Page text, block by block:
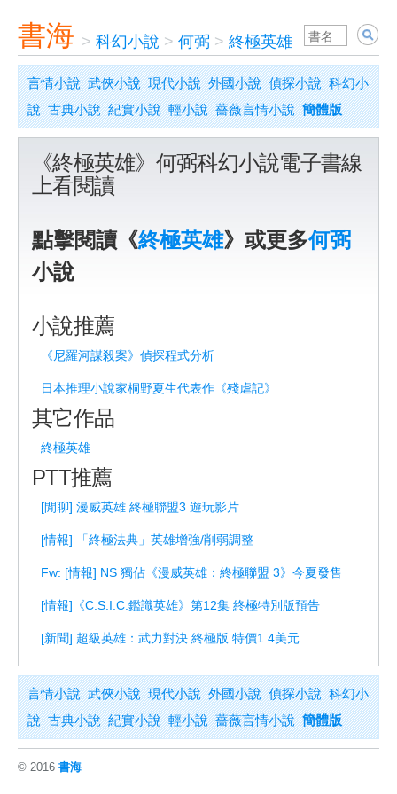
書海 > 科幻小說 > 何弼 > 終極英雄
言情小說 武俠小說 現代小說 外國小說 偵探小說 科幻小
說 古典小說 紀實小說 輕小說 薔薇言情小說 簡體版
《終極英雄》何弼科幻小說電子書線
上看閱讀
點擊閱讀《終極英雄》或更多何弼
小說
小說推薦
《尼羅河謀殺案》偵探程式分析
日本推理小說家桐野夏生代表作《殘虐記》
其它作品
終極英雄
PTT推薦
[閒聊] 漫威英雄 終極聯盟3 遊玩影片
[情報] 「終極法典」英雄增強/削弱調整
Fw: [情報] NS 獨佔《漫威英雄：終極聯盟 3》今夏發售
[情報]《C.S.I.C.鑑識英雄》第12集 終極特別版預告
[新聞] 超級英雄：武力對決 終極版 特價1.4美元
言情小說 武俠小說 現代小說 外國小說 偵探小說 科幻小
說 古典小說 紀實小說 輕小說 薔薇言情小說 簡體版
© 2016 書海